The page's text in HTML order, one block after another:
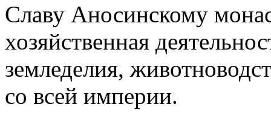
Славу Аносинскому
хозяйственная
земледелия,
со всей империи.